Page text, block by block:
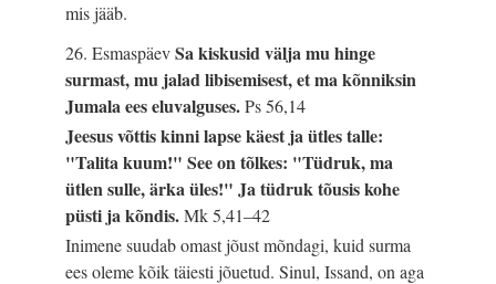
mis jääb.
26. EsmaspäevSa kiskusid välja mu hinge
surmast, mu jalad libisemisest, et ma kõnniksin
Jumala ees eluvalguses.Ps 56,14
Jeesus võttis kinni lapse käest ja ütles talle:
"Talita kuum!" See on tõlkes: "Tüdruk, ma
ütlen sulle, ärka üles!" Ja tüdruk tõusis kohe
püsti ja kõndis.Mk 5,41–42
Inimene suudab omast jõust mõndagi, kuid surma
ees oleme kõik täiesti jõuetud. Sinul, Issand, on aga